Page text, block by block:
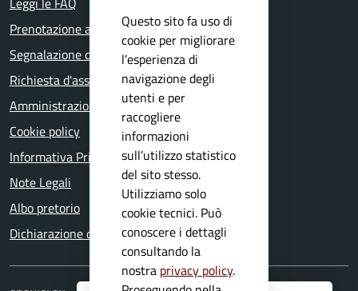
Prenotazione appuntamento
Segnalazione disservizio
Richiesta d'assistenza
Amministrazione trasparente
Cookie policy
Informativa Privacy
Note Legali
Albo pretorio
Dichiarazione di accessibilità
Questo sito fa uso di
cookie per migliorare
l’esperienza di
navigazione degli
utenti e per
raccogliere
informazioni
sull’utilizzo statistico
del sito stesso.
Utilizziamo solo
cookie tecnici. Può
conoscere i dettagli
consultando la
nostra privacy policy.